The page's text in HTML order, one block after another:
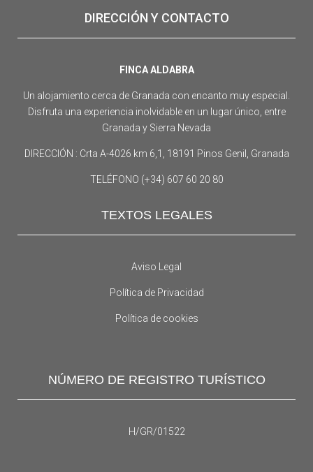
DIRECCIÓN Y CONTACTO
FINCA ALDABRA
Un alojamiento cerca de Granada con encanto muy especial.
Disfruta una experiencia inolvidable en un lugar único, entre
Granada y Sierra Nevada
DIRECCIÓN : Crta A-4026 km 6,1, 18191 Pinos Genil, Granada
TELÉFONO (+34) 607 60 20 80
TEXTOS LEGALES
Aviso Legal
Política de Privacidad
Política de cookies
NÚMERO DE REGISTRO TURÍSTICO
H/GR/01522